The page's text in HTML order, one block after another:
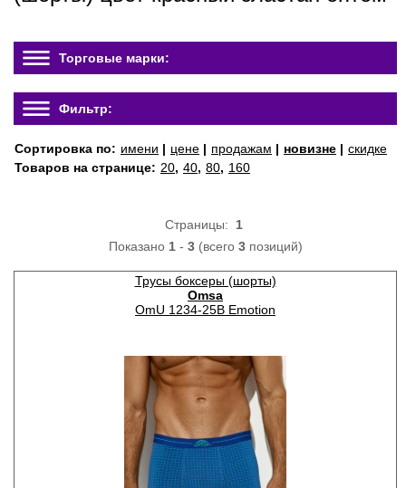
Торговые марки:
Фильтр:
Сортировка по: имени | цене | продажам | новизне | скидке
Товаров на странице: 20, 40, 80, 160
Страницы: 1
Показано 1- 3(всего 3позиций)
Трусы боксеры (шорты)
Omsa
OmU 1234-25B Emotion